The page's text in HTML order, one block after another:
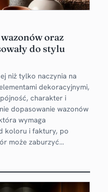
oraz
do stylu
niż tylko naczynia na
dekoracyjnymi,
charakter i
dopasowanie wazonów
wymaga
koloru i faktury, po
może zaburzyć…